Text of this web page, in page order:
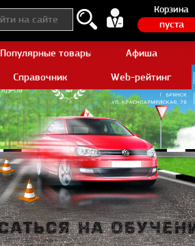
Корзина
пуста
Популярные товары AliexpressАфиша
Справочник
Web-рейтинг